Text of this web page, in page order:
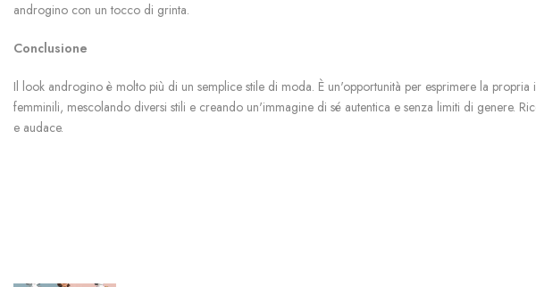
androgino con un tocco di grinta.
Conclusione
Il look androgino è molto più di un semplice stile di moda. È un'opportunità per esprimere la
femminili, mescolando diversi stili e creando un'immagine di sé autentica e senza limiti di
e audace.